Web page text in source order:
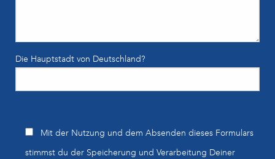
Die Hauptstadt von Deutschland?
Mit der Nutzung und dem Absenden dieses Formulars
stimmst du der Speicherung und Verarbeitung Deiner